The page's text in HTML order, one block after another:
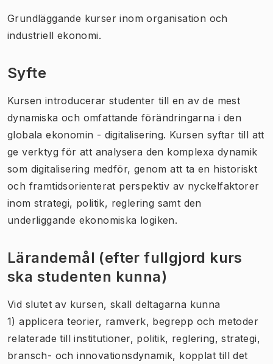
Grundläggande kurser inom organisation och
industriell ekonomi.
Syfte
Kursen introducerar studenter till en av de mest
dynamiska och omfattande förändringarna i den
globala ekonomin - digitalisering. Kursen syftar till att
ge verktyg för att analysera den komplexa dynamik
som digitalisering medför, genom att ta en historiskt
och framtidsorienterat perspektiv av nyckelfaktorer
inom strategi, politik, reglering samt den
underliggande ekonomiska logiken.
Lärandemål (efter fullgjord kurs
ska studenten kunna)
Vid slutet av kursen, skall deltagarna kunna
1) applicera teorier, ramverk, begrepp och metoder
relaterade till institutioner, politik, reglering, strategi,
bransch- och innovationsdynamik, kopplat till det